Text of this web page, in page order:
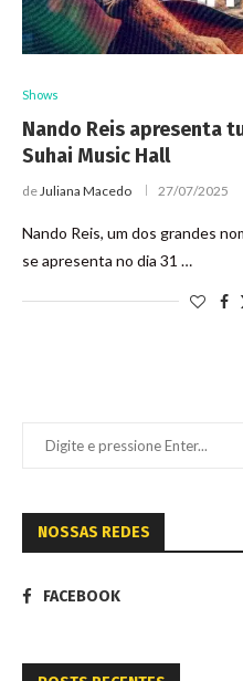
Shows
Nando Reis apresenta
Suhai Music Hall
deJuliana Macedo 27/07/2025
Nando Reis, um dos grandes
se apresenta no dia 31 …
NOSSAS REDES
FACEBOOK